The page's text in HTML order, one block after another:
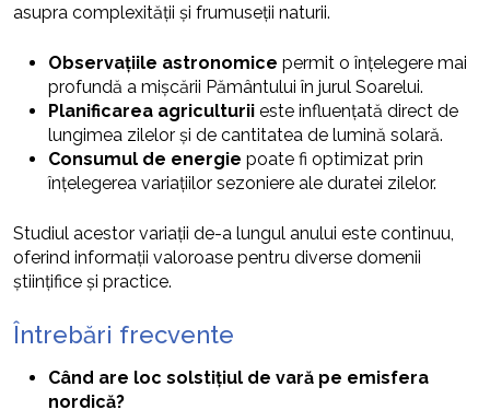
asupra complexității și frumuseții naturii.
Observațiile astronomice permit o înțelegere mai
profundă a mișcării Pământului în jurul Soarelui.
Planificarea agriculturii este influențată direct de
lungimea zilelor și de cantitatea de lumină solară.
Consumul de energie poate fi optimizat prin
înțelegerea variațiilor sezoniere ale duratei zilelor.
Studiul acestor variații de-a lungul anului este continuu,
oferind informații valoroase pentru diverse domenii
științifice și practice.
Întrebări frecvente
Când are loc solstițiul de vară pe emisfera
nordică?